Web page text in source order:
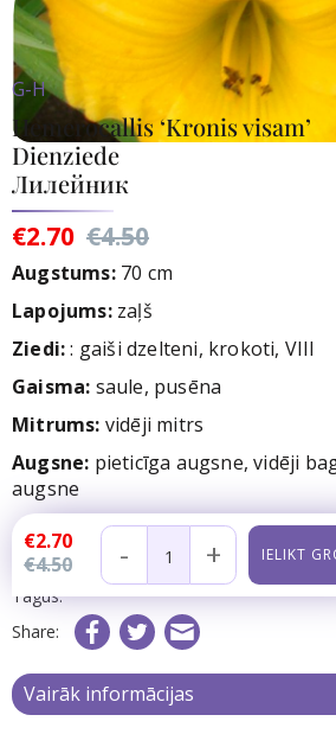
G-H
Hemerocallis ‘Kronis visam’
Dienziede
Лилейник
€2.70 €4.50
Augstums:70 cm
Lapojums:zaļš
Ziedi:: gaiši dzelteni, krokoti, VIII
Gaisma: saule, pusēna
Mitrums: vidēji mitrs
Augsne: pieticīga augsne, vidēji
augsne
€2.70
€4.50
- +
Noliktavā: 7
Preces kods:
Tagus:
Share:
Vairāk informācijas